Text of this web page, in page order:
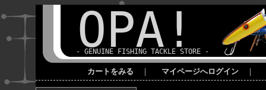
OPA!
- GENUINE FISHING TACKLE STORE -
カートをみる ｜ マイページへログイン ｜